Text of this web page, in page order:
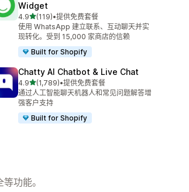
Widget
4.9星（满分 5 星）
(119)
总共 119 条评论
•提供免费套餐
使用 WhatsApp 建立联系、互动聊天并实
现转化。受到 15,000 家商店的信赖
Built for Shopify
Chatty AI Chatbot & Live Chat
4.9星（满分 5 星）
(1,789)
总共 1789 条评论
•提供免费套餐
通过人工智能聊天机器人和常见问题解答增
强客户支持
Built for Shopify
功能。